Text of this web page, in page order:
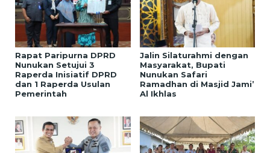
Rapat Paripurna DPRD
Nunukan Setujui 3
Raperda Inisiatif DPRD
dan 1 Raperda Usulan
Pemerintah
Jalin Silaturahmi dengan
Masyarakat, Bupati
Nunukan Safari
Ramadhan di Masjid Jami’
Al Ikhlas